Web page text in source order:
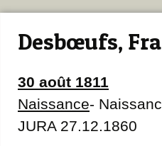
Desbœufs,
30 août 1811
Naissance-
JURA 27.12.1860